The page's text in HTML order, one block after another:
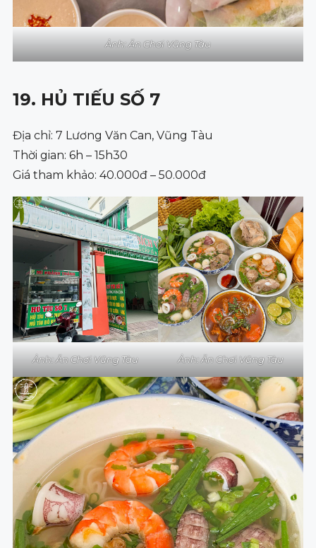
Ảnh: Ăn Chơi Vũng Tàu
19. HỦ TIẾU SỐ 7
Địa chỉ: 7 Lương Văn Can, Vũng Tàu
Thời gian: 6h – 15h30
Giá tham khảo: 40.000đ – 50.000đ
Ảnh: Ăn Chơi Vũng Tàu Ảnh: Ăn Chơi Vũng Tàu